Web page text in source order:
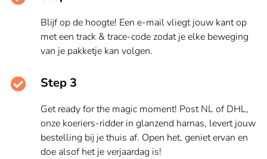
Blijf op de hoogte! Een e-mail vliegt jouw kant op
met een track & trace-code zodat je elke beweging
van je pakketje kan volgen.
Step 3
Get ready for the magic moment! Post NL of DHL,
onze koeriers-ridder in glanzend harnas, levert jouw
bestelling bij je thuis af. Open het, geniet ervan en
doe alsof het je verjaardag is!